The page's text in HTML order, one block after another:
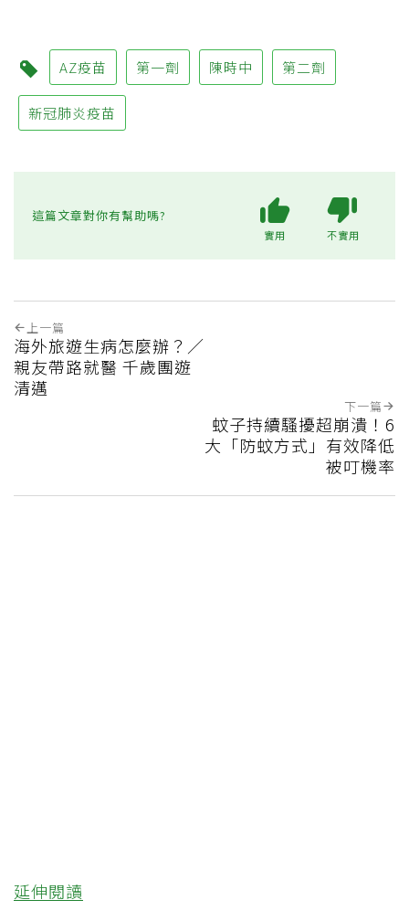
AZ疫苗 第一劑 陳時中 第二劑
新冠肺炎疫苗
這篇文章對你有幫助嗎?
實用 不實用
上一篇
海外旅遊生病怎麼辦？／
親友帶路就醫 千歲團遊
清邁
下一篇
蚊子持續騷擾超崩潰！6
大「防蚊方式」有效降低
被叮機率
延伸閱讀